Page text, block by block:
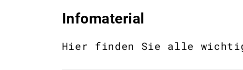
Infomaterial
Hier finden Sie alle